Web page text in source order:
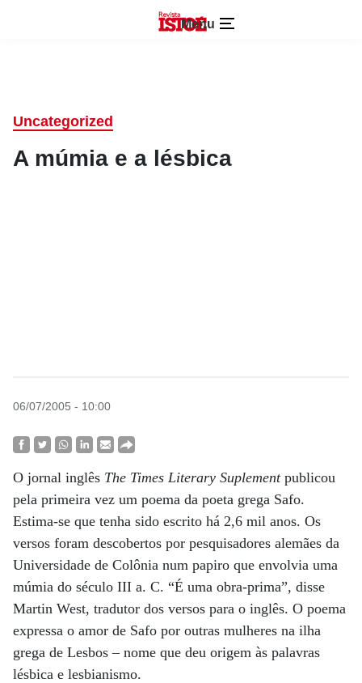
Menu
Uncategorized
A múmia e a lésbica
06/07/2005 - 10:00
O jornal inglês The Times Literary Suplement publicou
pela primeira vez um poema da poeta grega Safo.
Estima-se que tenha sido escrito há 2,6 mil anos. Os
versos foram descobertos por pesquisadores alemães da
Universidade de Colônia num papiro que envolvia uma
múmia do século III a. C. “É uma obra-prima”, disse
Martin West, tradutor dos versos para o inglês. O poema
expressa o amor de Safo por outras mulheres na ilha
grega de Lesbos – nome que deu origem às palavras
lésbica e lesbianismo.